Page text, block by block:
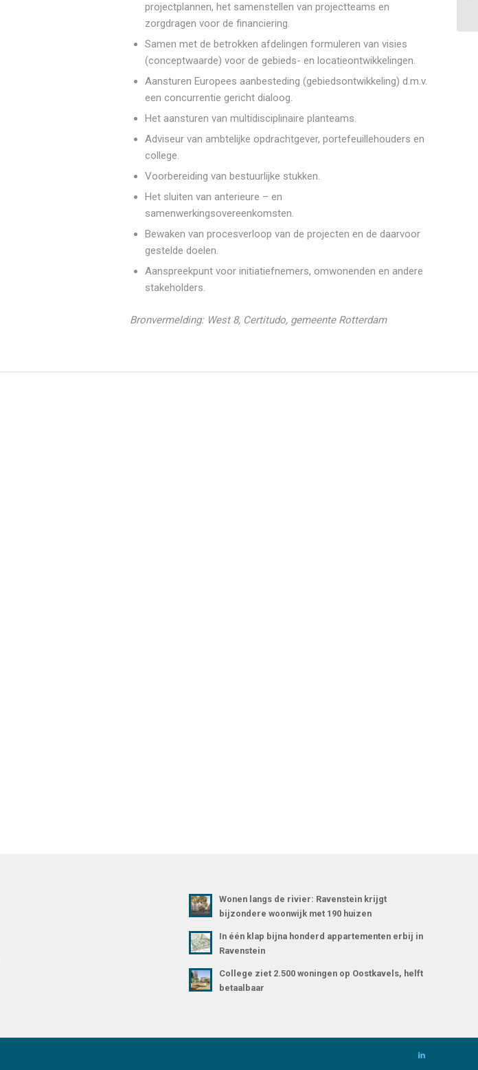
projectplannen, het samenstellen van projectteams en
zorgdragen voor de financiering.
Samen met de betrokken afdelingen formuleren van visies
(conceptwaarde) voor de gebieds- en locatieontwikkelingen.
Aansturen Europees aanbesteding (gebiedsontwikkeling) d.m.v.
een concurrentie gericht dialoog.
Het aansturen van multidisciplinaire planteams.
Adviseur van ambtelijke opdrachtgever, portefeuillehouders en
college.
Voorbereiding van bestuurlijke stukken.
Het sluiten van anterieure – en
samenwerkingsovereenkomsten.
Bewaken van procesverloop van de projecten en de daarvoor
gestelde doelen.
Aanspreekpunt voor initiatiefnemers, omwonenden en andere
stakeholders.
Bronvermelding: West 8, Certitudo, gemeente Rotterdam
Wonen langs de rivier: Ravenstein krijgt
bijzondere woonwijk met 190 huizen
In één klap bijna honderd appartementen erbij in
Ravenstein
College ziet 2.500 woningen op Oostkavels, helft
betaalbaar